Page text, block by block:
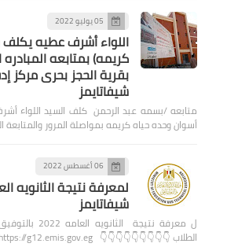
05 يوليو 2022
اللواء أشرف عطيه
كريمه) بمتابعه المبادره
بقرية الحجز بحرى مركز
شيفاتايمز
متابعه /بسمه عبد الرحمن كلف السيد اللواء
أسوان وحده حياه كريمه بمواصلة المرور والمتابعة
06 أغسطس 2022
شيفاتايمز
ل معرفة نتيجة
الطلاب 👇👇👇👇👇👇👇👇👇 https://g12.emis.gov.eg/ وال…